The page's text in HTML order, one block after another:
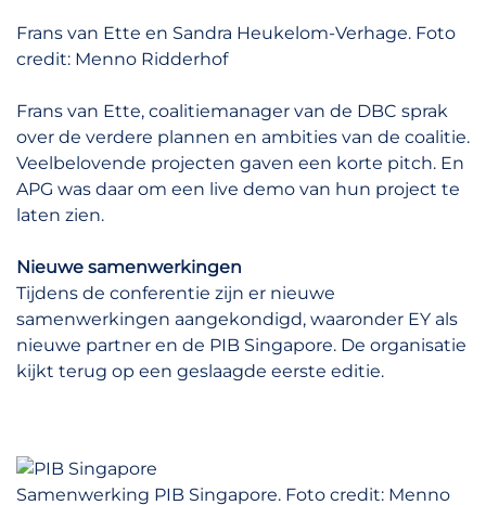
Frans van Ette en Sandra Heukelom-Verhage. Foto
credit: Menno Ridderhof
Frans van Ette, coalitiemanager van de DBC sprak
over de verdere plannen en ambities van de coalitie.
Veelbelovende projecten gaven een korte pitch. En
APG was daar om een live demo van hun project te
laten zien.
Nieuwe samenwerkingen
Tijdens de conferentie zijn er nieuwe
samenwerkingen aangekondigd, waaronder EY als
nieuwe partner en de PIB Singapore. De organisatie
kijkt terug op een geslaagde eerste editie.
Samenwerking PIB Singapore. Foto credit: Menno